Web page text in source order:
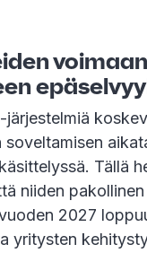
Tällä
niiden
2027
yritysten